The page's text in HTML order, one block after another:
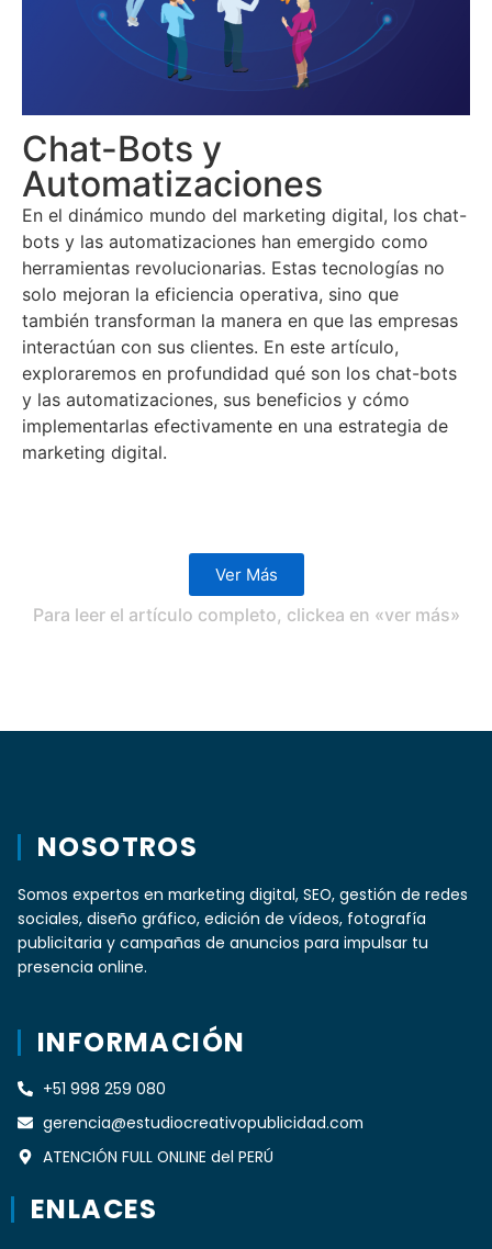
Chat-Bots y
Automatizaciones
En el dinámico mundo del marketing digital, los chat-
bots y las automatizaciones han emergido como
herramientas revolucionarias. Estas tecnologías no
solo mejoran la eficiencia operativa, sino que
también transforman la manera en que las empresas
interactúan con sus clientes. En este artículo,
exploraremos en profundidad qué son los chat-bots
y las automatizaciones, sus beneficios y cómo
implementarlas efectivamente en una estrategia de
marketing digital.
Ver Más
Para leer el artículo completo, clickea en «ver más»
NOSOTROS
Somos expertos en marketing digital, SEO, gestión de redes
sociales, diseño gráfico, edición de vídeos, fotografía
publicitaria y campañas de anuncios para impulsar tu
presencia online.
INFORMACIÓN
+51 998 259 080
gerencia@estudiocreativopublicidad.com
ATENCIÓN FULL ONLINE del PERÚ
ENLACES